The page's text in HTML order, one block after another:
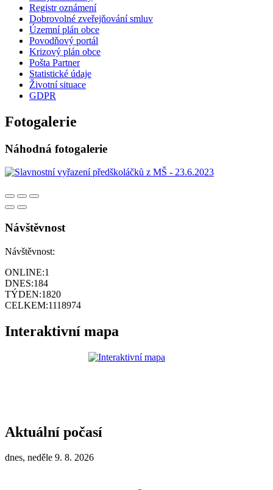
Registr oznámení
Dobrovolné zveřejňování smluv
Územní plán obce
Povodňový portál
Krizový plán obce
Pošta Partner
Statistické údaje
Životní situace
GDPR
Fotogalerie
Náhodná fotogalerie
Návštěvnost
Návštěvnost:
ONLINE:1
DNES:184
TÝDEN:1820
CELKEM:1118974
Interaktivní mapa
Aktuální počasí
dnes, neděle 9. 8. 2026